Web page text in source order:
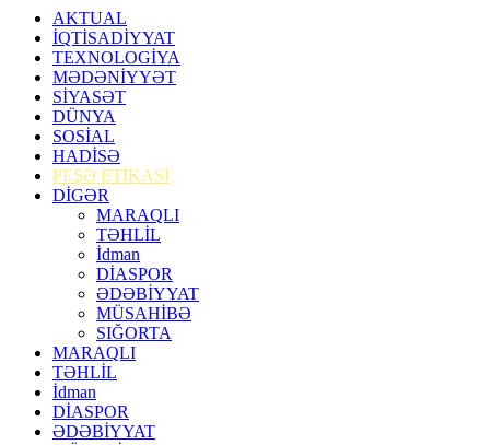
AKTUAL
İQTİSADİYYAT
TEXNOLOGİYA
MƏDƏNİYYƏT
SİYASƏT
DÜNYA
SOSİAL
HADİSƏ
PEŞƏ ETİKASI
DİGƏR
MARAQLI
TƏHLİL
İdman
DİASPOR
ƏDƏBİYYAT
MÜSAHİBƏ
SIĞORTA
MARAQLI
TƏHLİL
İdman
DİASPOR
ƏDƏBİYYAT